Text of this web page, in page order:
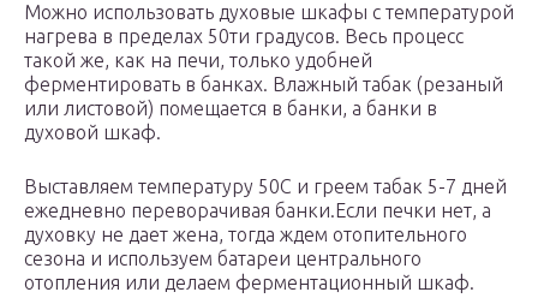
Можно использовать духовые шкафы с температурой
нагрева в пределах 50ти градусов. Весь процесс
такой же, как на печи, только удобней
ферментировать в банках. Влажный табак (резаный
или листовой) помещается в банки, а банки в
духовой шкаф.
Выставляем температуру 50С и греем табак 5-7 дней
ежедневно переворачивая банки.Если печки нет, а
духовку не дает жена, тогда ждем отопительного
сезона и используем батареи центрального
отопления или делаем ферментационный шкаф.